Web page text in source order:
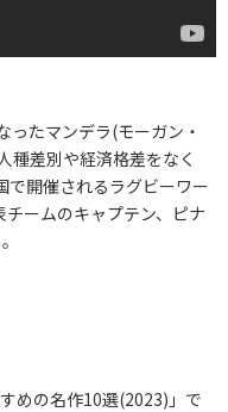
ったマンデラ(モーガン・
種差別や経済格差をなく
で開催されるラグビーワー
ームのキャプテン、ピナ
めの名作10選(2023)」で